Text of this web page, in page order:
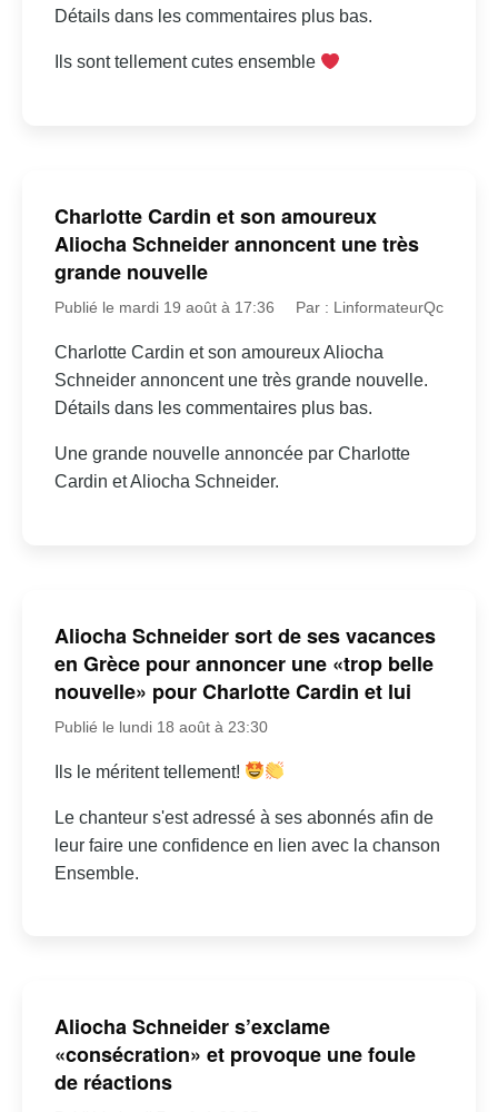
Détails dans les commentaires plus bas.
Ils sont tellement cutes ensemble
Charlotte Cardin et son amoureux
Aliocha Schneider annoncent une très
grande nouvelle
Publié le mardi 19 août à 17:36 Par : LinformateurQc
Charlotte Cardin et son amoureux Aliocha
Schneider annoncent une très grande nouvelle.
Détails dans les commentaires plus bas.
Une grande nouvelle annoncée par Charlotte
Cardin et Aliocha Schneider.
Aliocha Schneider sort de ses vacances
en Grèce pour annoncer une «trop belle
nouvelle» pour Charlotte Cardin et lui
Publié le lundi 18 août à 23:30
Ils le méritent tellement!
Le chanteur s'est adressé à ses abonnés afin de
leur faire une confidence en lien avec la chanson
Ensemble.
Aliocha Schneider s’exclame
«consécration» et provoque une foule
de réactions